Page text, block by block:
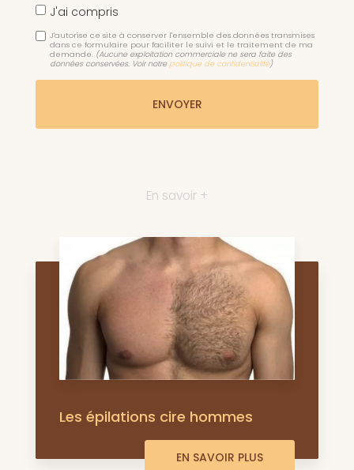
J'ai compris
J'autorise ce site à conserver l'ensemble des données transmises
dans ce formulaire pour faciliter le suivi et le traitement de ma
demande. (Aucune exploitation commerciale ne sera faite des
données conservées. Voir notre politique de confidentialité)
En savoir +
Les épilations cire hommes
EN SAVOIR PLUS